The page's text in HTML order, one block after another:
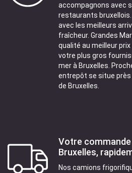
accompagnons avec
restaurants
avec les meilleurs
fraîcheur. Grandes
qualité au meilleur
votre plus gros
mer à Bruxelles.
entrepôt se situe près
de Bruxelles.
Votre
Bruxelles,
Nos camions